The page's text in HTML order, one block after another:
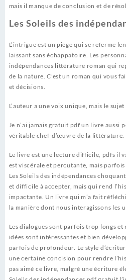
mais il manque de conclusion et de
Les Soleils des
L’intrigue est un piège qui se referme
laissant sans échappatoire. Les
indépendances littérature roman qui
de la nature. C’est un roman qui vous
et décisions.
L’auteur a une voix unique, mais le
Je n’ai jamais gratuit pdf un livre aussi
véritable chef-d’œuvre de la littérature.
Le livre est une lecture difficile, pdfs il
est viscérale et percutante, mais
Les Soleils des indépendances
et difficile à accepter, mais qui rend
impactante. Un livre qui m’a fait
la manière dont nous interagissons les
Les dialogues sont parfois trop longs
idées sont intéressantes et bien
parfois de profondeur. Le style
une certaine concision pour rendre
pas aimé ce livre, malgré une écriture